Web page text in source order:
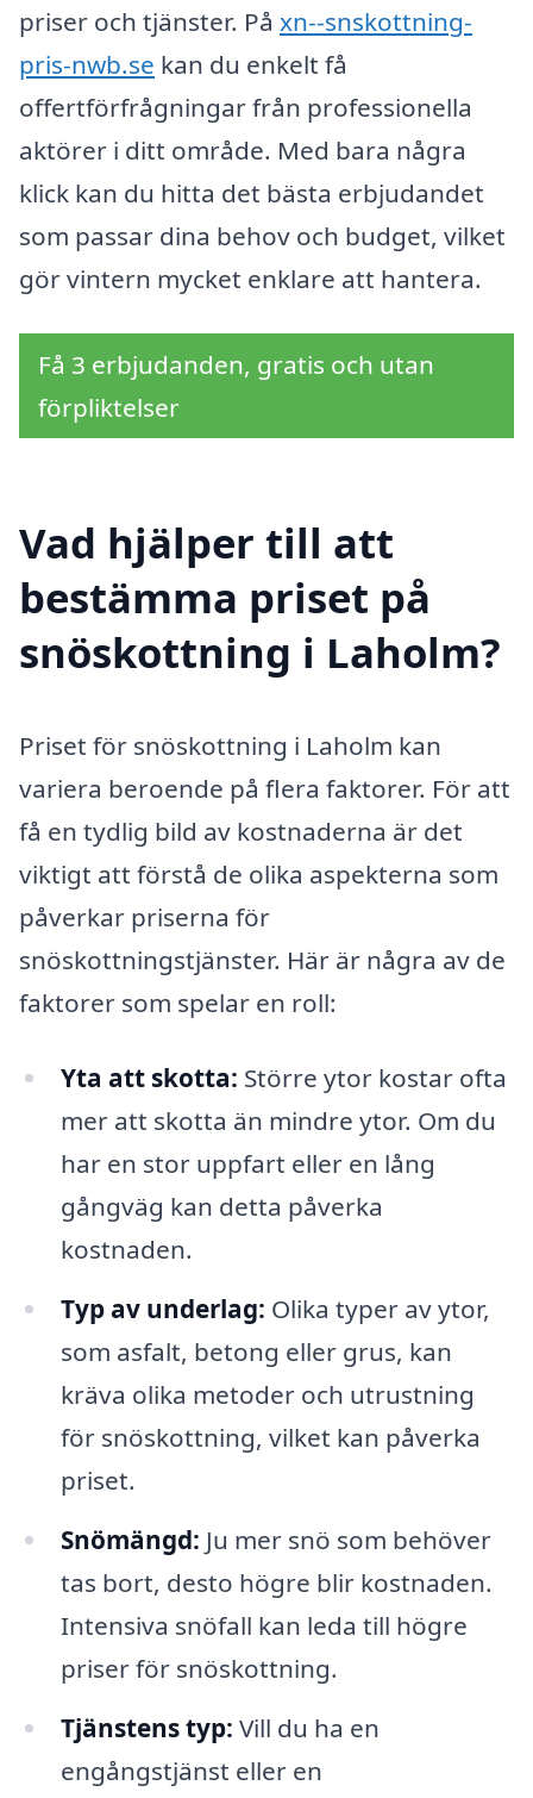
priser och tjänster. På xn--snskottning-
pris-nwb.se kan du enkelt få
offertförfrågningar från professionella
aktörer i ditt område. Med bara några
klick kan du hitta det bästa erbjudandet
som passar dina behov och budget, vilket
gör vintern mycket enklare att hantera.
Få 3 erbjudanden, gratis och utan
förpliktelser
Vad hjälper till att
bestämma priset på
snöskottning i Laholm?
Priset för snöskottning i Laholm kan
variera beroende på flera faktorer. För att
få en tydlig bild av kostnaderna är det
viktigt att förstå de olika aspekterna som
påverkar priserna för
snöskottningstjänster. Här är några av de
faktorer som spelar en roll:
Yta att skotta: Större ytor kostar ofta
mer att skotta än mindre ytor. Om du
har en stor uppfart eller en lång
gångväg kan detta påverka
kostnaden.
Typ av underlag: Olika typer av ytor,
som asfalt, betong eller grus, kan
kräva olika metoder och utrustning
för snöskottning, vilket kan påverka
priset.
Snömängd: Ju mer snö som behöver
tas bort, desto högre blir kostnaden.
Intensiva snöfall kan leda till högre
priser för snöskottning.
Tjänstens typ: Vill du ha en
engångstjänst eller en